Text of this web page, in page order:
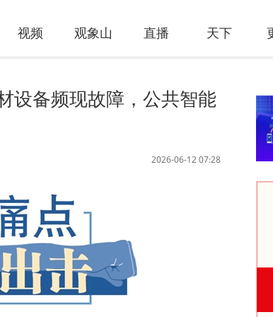
视频 观象山 直播 天下
设备频现故障，公共智能
2026-06-12 07:28